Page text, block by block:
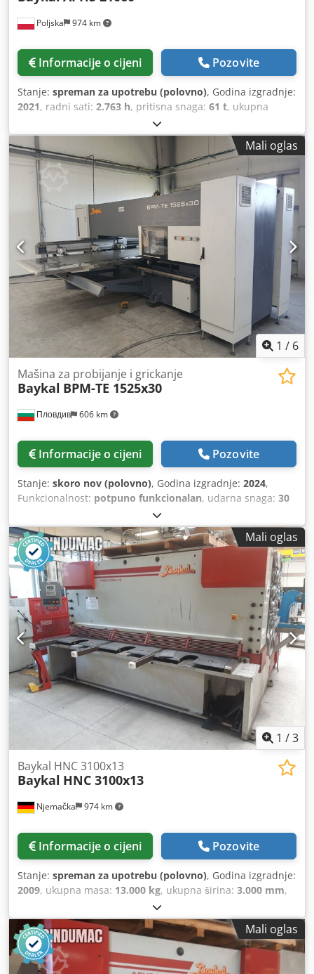
Poljska 974 km
Informacije o cijeni Pozovite
Stanje: spreman za upotrebu (polovno), Godina izgradnje:
2021, radni sati: 2.763 h, pritisna snaga: 61 t, ukupna
, ukupna visina:
5.400 kg, duljina proizvoda (maks.):2.100 mm, broj
osovina:7, Mali oglas
1 / 6
Пловдив 606 km
Mašina za probijanje i grickanje
Baykal BPM-TE 1525x30
Informacije o cijeni Pozovite
Stanje: skoro nov (polovno), Godina izgradnje: 2024,
Funkcionalnost: potpuno funkcionalan, udarna snaga: 30
, ukupna širina:
ukupna dužina:6.050 mm, radni opseg:2.540 mm,
udaljenost hoda X-osi:2.540 mm, Y osi hod:1.540 mm,
promjer probijanja:25 mm, maksimalna težina obratka:
170 kg, ukupna masa:15.000 kg,
Mali oglas
1 /3
Njemačka 974 km
Baykal HNC 3100x13
Baykal HNC 3100x13
Informacije o cijeni Pozovite
Stanje: spreman za upotrebu (polovno), Godina izgradnje:
2009, ukupna masa: 13.000 kg, ukupna širina: 3.000 mm,
, dužina rezanja (maks.):
mm, duljina proizvoda (maks.):4.000 mm,
Mali oglas